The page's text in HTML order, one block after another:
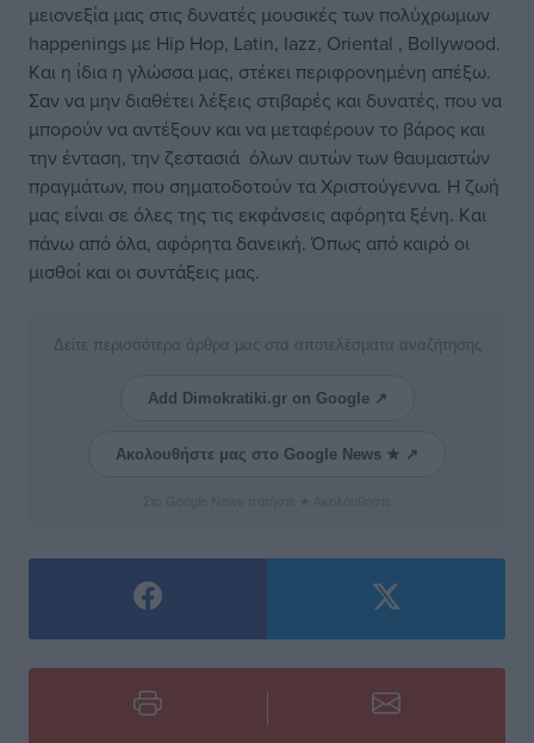
μειονεξία μας στις δυνατές μουσικές των πολύχρωμων
happenings με Hip Hop, Latin, Iazz, Oriental , Bollywood.
Kαι η ίδια η γλώσσα μας, στέκει περιφρονημένη απέξω.
Σαν να μην διαθέτει λέξεις στιβαρές και δυνατές, που να
μπορούν να αντέξουν και να μεταφέρουν το βάρος και
την ένταση, την ζεστασιά όλων αυτών των θαυμαστών
πραγμάτων, που σηματοδοτούν τα Χριστούγεννα. Η ζωή
μας είναι σε όλες της τις εκφάνσεις αφόρητα ξένη. Kαι
πάνω από όλα, αφόρητα δανεική. Όπως από καιρό οι
μισθοί και οι συντάξεις μας.
Δείτε περισσότερα άρθρα μας στα αποτελέσματα αναζήτησης
Add Dimokratiki.gr on Google ↗
Ακολουθήστε μας στο Google News ★ ↗